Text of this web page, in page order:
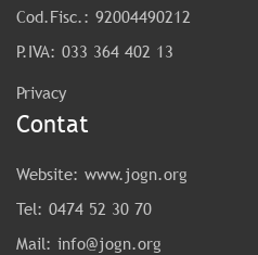
Cod.Fisc.: 92004490212
P.IVA: 033 364 402 13
Privacy
Contat
Website: www.jogn.org
Tel: 0474 52 30 70
Mail: info@jogn.org